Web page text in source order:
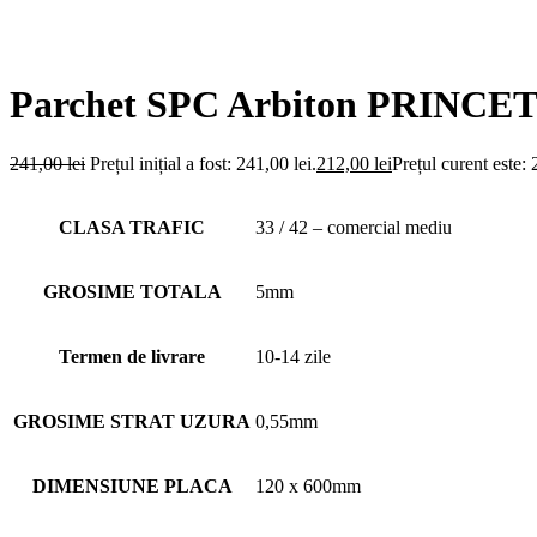
Parchet SPC Arbiton
241,00lei Prețul inițial a fost: 241,00 lei.212,00 leiPrețul curent este:
CLASA TRAFIC 33 / 42 – comercial mediu
GROSIME TOTALA 5mm
Termen de livrare 10-14 zile
GROSIME STRAT UZURA 0,55mm
DIMENSIUNE PLACA 120 x 600mm